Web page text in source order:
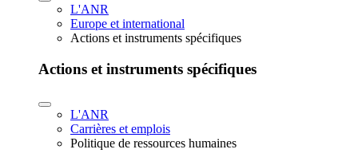
L'ANR
Europe et international
Actions et instruments spécifiques
Actions et instruments spécifiques
L'ANR
Carrières et emplois
Politique de ressources humaines